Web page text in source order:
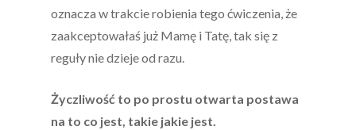
oznacza w trakcie robienia tego ćwiczenia, że
zaakceptowałaś już Mamę i Tatę, tak się z
reguły nie dzieje od razu.
Życzliwość to po prostu otwarta postawa
na to co jest, takie jakie jest.